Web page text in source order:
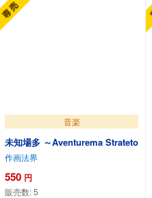
音楽
未知場多 ～Aventurema Strateto
作画法界
550 円
販売数:5